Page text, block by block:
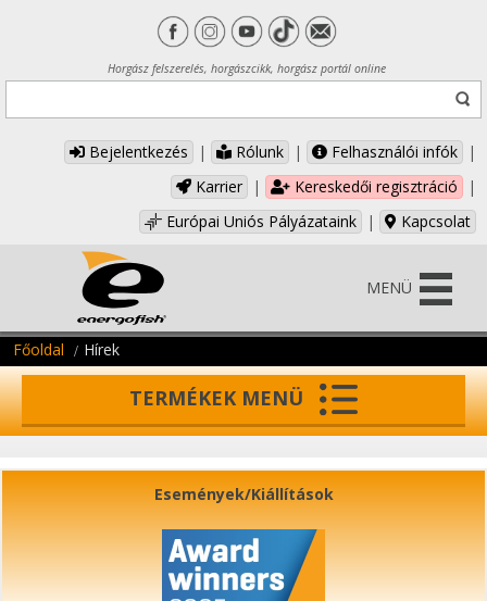
Horgász felszerelés, horgászcikk, horgász portál online
Bejelentkezés | Rólunk | Felhasználói infók
|
Karrier
| Kereskedői regisztráció
|
Európai Uniós Pályázataink
| Kapcsolat
MENÜ
Főoldal Hírek
TERMÉKEK MENÜ
Események/Kiállítások